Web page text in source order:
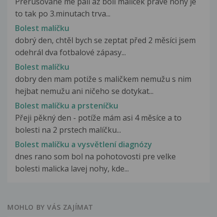
to tak po 3.minutach trva...
Bolest malíčku
dobrý den, chtěl bych se zeptat před 2 měsíci jsem
odehrál dva fotbalové zápasy...
Bolest malíčku
dobry den mam potiže s maličkem nemužu s nim
hejbat nemužu ani ničeho se dotykat...
Bolest malíčku a prsteníčku
Přeji pěkný den - potíže mám asi 4 měsíce a to
bolesti na 2 prstech malíčku...
Bolest malíčku a vysvětlení diagnózy
dnes rano som bol na pohotovosti pre velke
bolesti malicka lavej nohy, kde...
MOHLO BY VÁS ZAJÍMAT